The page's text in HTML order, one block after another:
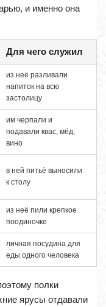
и именно она
Для чего служил
из неё разливали
напиток на всю
застолицу
им черпали и
подавали квас, мёд,
вино
в ней питьё выносили
к столу
из неё пили крепкое
поодиночке
личная посудина для
еды одного человека
полки
ярусы отдавали